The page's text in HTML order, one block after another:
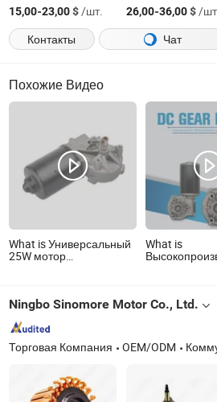
15,00-23,00$/шт. 26,00-36,00$/
Контакты
Чат
Похожие Видео
What is Универсальный
25W мотор
What is
Ningbo Sinomore Motor Co., Ltd.
Торговая Компания OEM/ODM Коммутаторный магнитный